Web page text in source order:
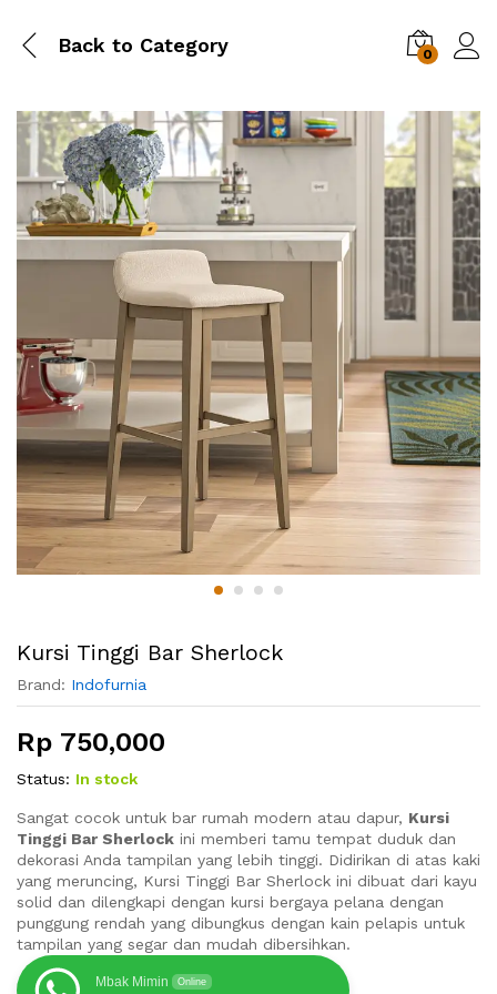
Back to Category 0
Kursi Tinggi Bar Sherlock
Brand: Indofurnia
Rp 750,000
Status: In stock
Sangat cocok untuk bar rumah modern atau dapur, Kursi
Tinggi Bar Sherlock ini memberi tamu tempat duduk dan
dekorasi Anda tampilan yang lebih tinggi. Didirikan di atas kaki
yang meruncing, Kursi Tinggi Bar Sherlock ini dibuat dari kayu
solid dan dilengkapi dengan kursi bergaya pelana dengan
punggung rendah yang dibungkus dengan kain pelapis untuk
tampilan yang segar dan mudah dibersihkan.
Mbak Mimin Online